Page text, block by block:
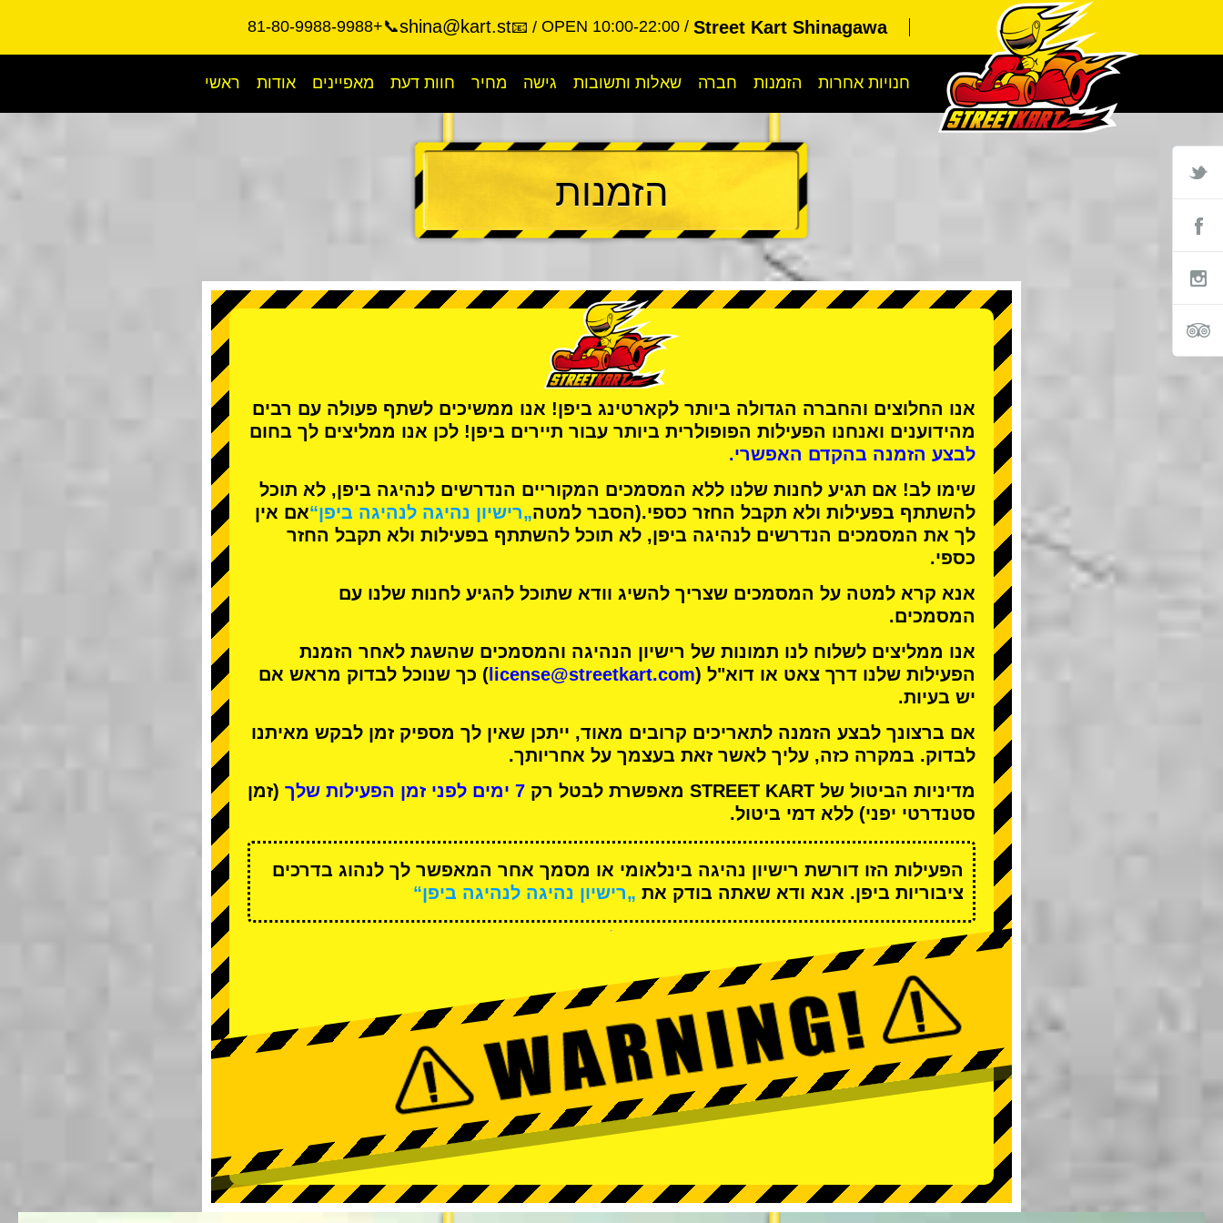
Street Kart Shinagawa
📞+81-80-9988-9988 📧
shina@kart.st OPEN 10:00-22:00
ראשי אודות מאפיינים חוות דעת מחיר גישה שאלות ותשובות חברה הזמנות חנויות אחרות
הזמנות
אנו החלוצים והחברה הגדולה ביותר לקארטינג ביפן! אנו ממשיכים לשתף פעולה עם רבים
מהידוענים ואנחנו הפעילות הפופולרית ביותר עבור תיירים ביפן! לכן אנו ממליצים לך בחום
לבצע הזמנה בהקדם האפשרי.
שימו לב! אם תגיע לחנות שלנו ללא המסמכים המקוריים הנדרשים לנהיגה ביפן, לא תוכל
להשתתף בפעילות ולא תקבל החזר כספי.(הסבר למטה„רישיון נהיגה לנהיגה ביפן“אם אין
לך את המסמכים הנדרשים לנהיגה ביפן, לא תוכל להשתתף בפעילות ולא תקבל החזר
כספי.
אנא קרא למטה על המסמכים שצריך להשיג וודא שתוכל להגיע לחנות שלנו עם
המסמכים.
אנו ממליצים לשלוח לנו תמונות של רישיון הנהיגה והמסמכים שהשגת לאחר הזמנת
הפעילות שלנו דרך צאט או דוא"ל (license@streetkart.com ) כך שנוכל לבדוק מראש אם
יש בעיות.
אם ברצונך לבצע הזמנה לתאריכים קרובים מאוד, ייתכן שאין לך מספיק זמן לבקש מאיתנו
לבדוק. במקרה כזה, עליך לאשר זאת בעצמך על אחריותך.
מדיניות הביטול של STREET KART מאפשרת לבטל רק
7 ימים לפני זמן הפעילות שלך
(זמן
סטנדרטי יפני) ללא דמי ביטול.
הפעילות הזו דורשת רישיון נהיגה בינלאומי או מסמך אחר המאפשר לך לנהוג בדרכים
ציבוריות ביפן. אנא ודא שאתה בודק את „רישיון נהיגה לנהיגה ביפן“